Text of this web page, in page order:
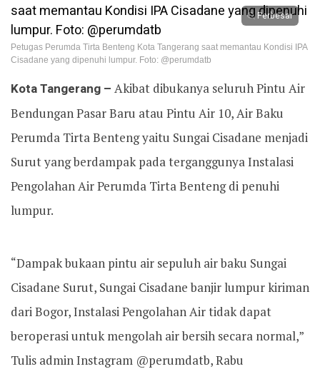
Perbesar
Petugas Perumda Tirta Benteng Kota Tangerang saat memantau Kondisi IPA
Cisadane yang dipenuhi lumpur. Foto: @perumdatb
Kota Tangerang – Akibat dibukanya seluruh Pintu Air
Bendungan Pasar Baru atau Pintu Air 10, Air Baku
Perumda Tirta Benteng yaitu Sungai Cisadane menjadi
Surut yang berdampak pada terganggunya Instalasi
Pengolahan Air Perumda Tirta Benteng di penuhi
lumpur.
“Dampak bukaan pintu air sepuluh air baku Sungai
Cisadane Surut, Sungai Cisadane banjir lumpur kiriman
dari Bogor, Instalasi Pengolahan Air tidak dapat
beroperasi untuk mengolah air bersih secara normal,”
Tulis admin Instagram @perumdatb, Rabu